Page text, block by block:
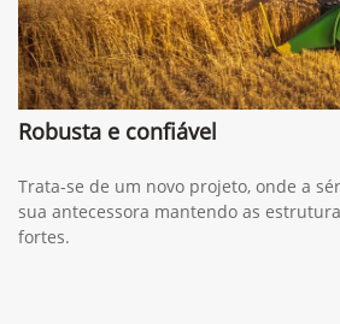
Robusta e confiável
Trata-se de um novo projeto, onde a
sua antecessora mantendo as
fortes.